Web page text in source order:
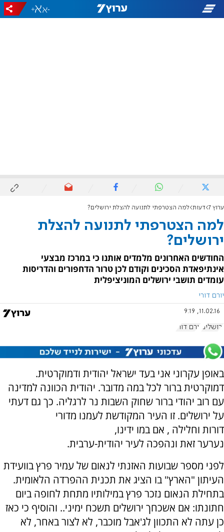
-
+
ערוץ 7 דעות למה הצטרפתי לתנועה להצלת ירושלים?
למה הצטרפתי לתנועה להצלת
ירושלים?
החודשים האחרונים מלמדים אותנו כי במרכז מבצעי
אינתיפאדת הסכינים וקודם לכן טרור הדחפורים והדריסות
עומדים תושבי ירושלים המוניציפלית
יורם דורי
11.02.16, 9:19
ירושלים יורם דורי
באופן עקרוני אני בעד ישראל יהודית ודמוקרטית.
דמוקרטית ברור לכל במה מדובר. יהודית הכוונה למדינה
עם רוב יהודי ברור שחוק השבות נר לרגליה. כך גם דעתי
על ירושלים. זו העיר המקודשת לעמנו מדורי
דורות וחלילה , אם במו ידינו,
נערער זאת ונהפכה לעיר יהודית-ערבית.
לפני מספר שבועות האזנתי לנאום של עמיר פרץ בוועידת
העיתון "הארץ" בו הציג את תכנית ההפרדה הלאומית.
בתחילת הנאום נזכר פרץ במילותיו מתחת לחופה ביום
חתונתו: אם אשכחך ירושלים תשכח ימיני.. והוסיף כי כאז
כן עתה לא התכוון לג'אבל מוכבר, לא לצור באחר, לא